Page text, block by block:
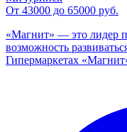
От 43000 до 65000 руб.
«Магнит» — это лидер
возможность
Гипермаркетах